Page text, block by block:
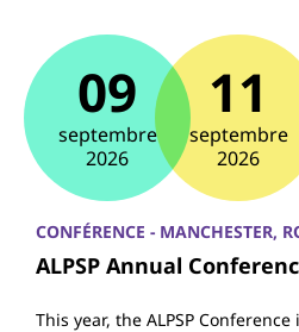
09
septembre
2026
11
septembre
2026
CONFÉRENCE - MANCHESTER,
ALPSP Annual
This year, the ALPSP Conference